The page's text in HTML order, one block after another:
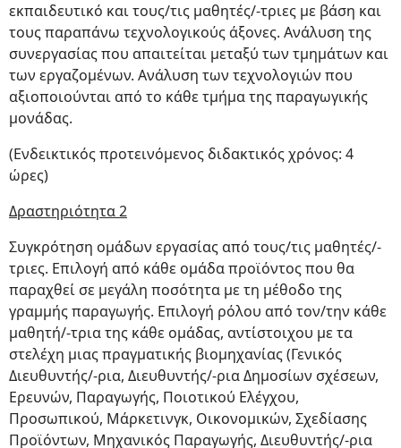
εκπαιδευτικό και τους/τις μαθητές/-τριες με βάση και
τους παραπάνω τεχνολογικούς άξονες. Ανάλυση της
συνεργασίας που απαιτείται μεταξύ των τμημάτων και
των εργαζομένων. Ανάλυση των τεχνολογιών που
αξιοποιούνται από το κάθε τμήμα της παραγωγικής
μονάδας.
(Ενδεικτικός προτεινόμενος διδακτικός χρόνος: 4
ώρες)
Δραστηριότητα 2
Συγκρότηση ομάδων εργασίας από τους/τις μαθητές/-
τριες. Επιλογή από κάθε ομάδα προϊόντος που θα
παραχθεί σε μεγάλη ποσότητα με τη μέθοδο της
γραμμής παραγωγής. Επιλογή ρόλου από τον/την κάθε
μαθητή/-τρια της κάθε ομάδας, αντίστοιχου με τα
στελέχη μιας πραγματικής βιομηχανίας (Γενικός
Διευθυντής/-ρια, Διευθυντής/-ρια Δημοσίων σχέσεων,
Ερευνών, Παραγωγής, Ποιοτικού Ελέγχου,
Προσωπικού, Μάρκετινγκ, Οικονομικών, Σχεδίασης
Προϊόντων, Μηχανικός Παραγωγής, Διευθυντής/-ρια